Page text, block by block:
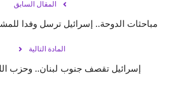
المقال السابق
مباحثات الدوحة.. إسرائيل ترسل وفدا
المادة التالية
إسرائيل تقصف جنوب لبنان.. وحزب